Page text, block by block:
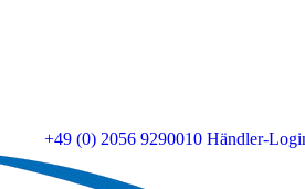
+49 (0) 2056 9290010 Händler-